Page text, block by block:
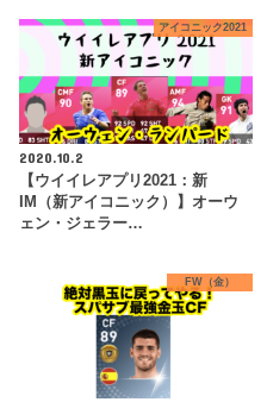
アイコニック2021
2020.10.2
【ウイイレアプリ2021：新
IM（新アイコニック）】オーウ
ェン・ジェラー…
FW（金）